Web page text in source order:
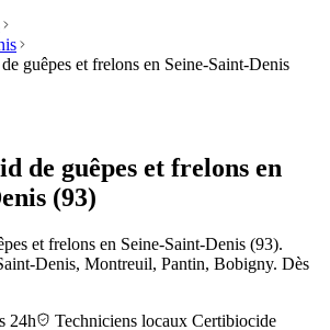
guêpes et frelons en Seine-Saint-Denis
de guêpes et frelons en
(93)
et frelons en Seine-Saint-Denis (93).
Denis, Montreuil, Pantin, Bobigny. Dès
24h Techniciens locaux Certibiocide